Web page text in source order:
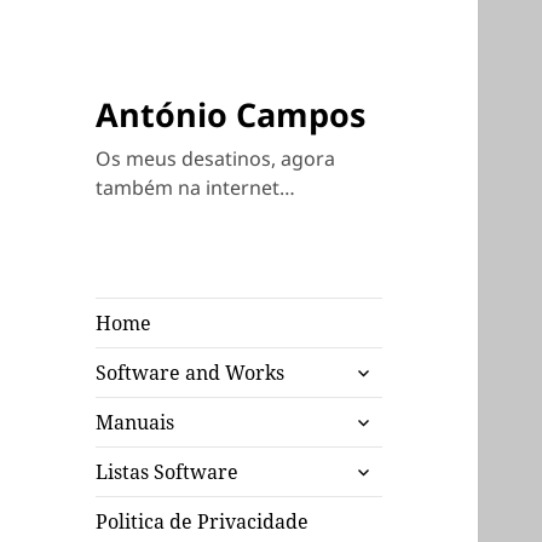
António Campos
Os meus desatinos, agora
também na internet…
Home
Software and Works
expandir
submenu
Manuais
expandir
submenu
Listas Software
expandir
submenu
Politica de Privacidade